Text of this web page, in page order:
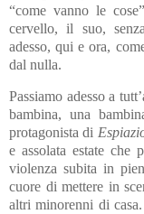
“come vanno le
cervello, il suo,
adesso, qui e ora,
dal nulla.
Passiamo adesso a
bambina, una
protagonista di
e assolata estate che
violenza subita in
cuore di mettere in
altri minorenni di